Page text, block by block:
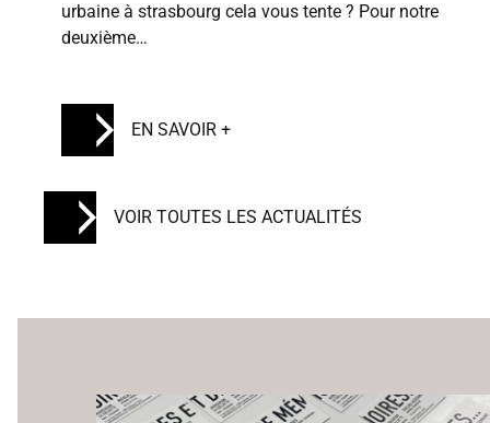
urbaine à strasbourg cela vous tente ? Pour notre
deuxième…
EN SAVOIR +
VOIR TOUTES LES ACTUALITÉS